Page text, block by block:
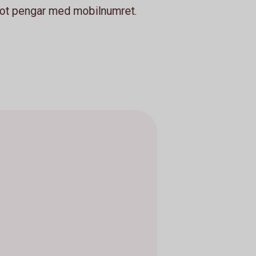
pengar med mobilnumret.